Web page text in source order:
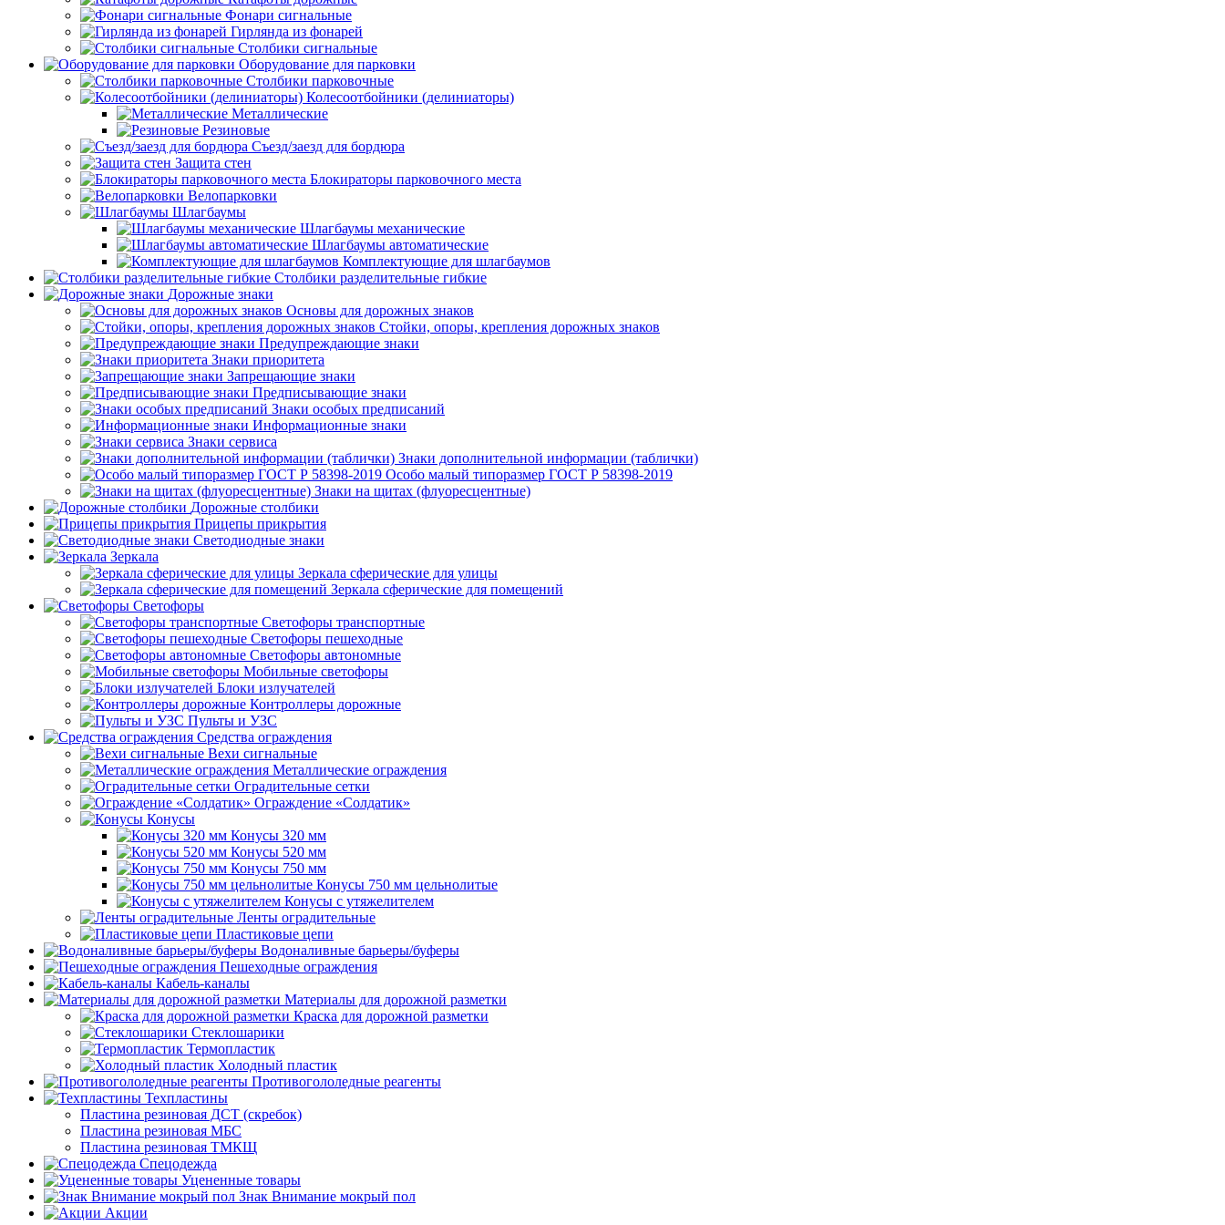
Фонари сигнальные
Гирлянда из фонарей
Столбики сигнальные
Оборудование для парковки
Столбики парковочные
Колесоотбойники (делиниаторы)
Металлические
Резиновые
Съезд/заезд для бордюра
Защита стен
Блокираторы парковочного места
Велопарковки
Шлагбаумы
Шлагбаумы механические
Шлагбаумы автоматические
Комплектующие для шлагбаумов
Столбики разделительные гибкие
Дорожные знаки
Основы для дорожных знаков
Стойки, опоры, крепления дорожных знаков
Предупреждающие знаки
Знаки приоритета
Запрещающие знаки
Предписывающие знаки
Знаки особых предписаний
Информационные знаки
Знаки сервиса
Знаки дополнительной информации (таблички)
Особо малый типоразмер ГОСТ Р 58398-2019
Знаки на щитах (флуоресцентные)
Дорожные столбики
Прицепы прикрытия
Светодиодные знаки
Зеркала
Зеркала сферические для улицы
Зеркала сферические для помещений
Светофоры
Светофоры транспортные
Светофоры пешеходные
Светофоры автономные
Мобильные светофоры
Блоки излучателей
Контроллеры дорожные
Пульты и УЗС
Средства ограждения
Вехи сигнальные
Металлические ограждения
Оградительные сетки
Ограждение «Солдатик»
Конусы
Конусы 320 мм
Конусы 520 мм
Конусы 750 мм
Конусы 750 мм цельнолитые
Конусы с утяжелителем
Ленты оградительные
Пластиковые цепи
Водоналивные барьеры/буферы
Пешеходные ограждения
Кабель-каналы
Материалы для дорожной разметки
Краска для дорожной разметки
Стеклошарики
Термопластик
Холодный пластик
Противогололедные реагенты
Техпластины
Пластина резиновая ДСТ (скребок)
Пластина резиновая МБС
Пластина резиновая ТМКЩ
Спецодежда
Уцененные товары
Знак Внимание мокрый пол
Акции